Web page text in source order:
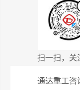
扫一扫，关
通达重工咨